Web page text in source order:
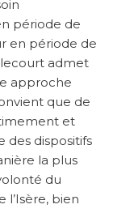
période de
en période de
admet
approche
que de
et
des dispositifs
la plus
du
l’Isère, bien